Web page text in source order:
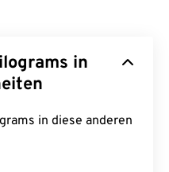
in
in diese anderen